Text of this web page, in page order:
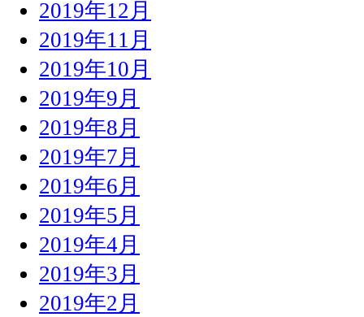
2019年12月
2019年11月
2019年10月
2019年9月
2019年8月
2019年7月
2019年6月
2019年5月
2019年4月
2019年3月
2019年2月